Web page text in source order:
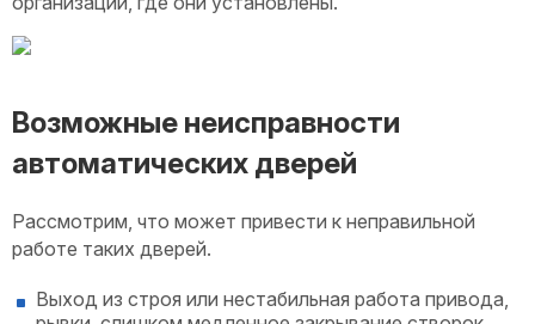
Возможные неисправности
автоматических дверей
Рассмотрим, что может привести к неправильной
работе таких дверей.
Выход из строя или нестабильная работа привода,